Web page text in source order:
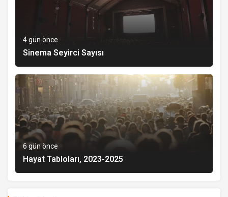
4 gün önce
Sinema Seyirci Sayısı
6 gün önce
Hayat Tabloları, 2023-2025